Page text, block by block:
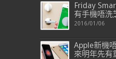
Friday
有手機唔洗
2016/01/06
Apple新機
來明年先有